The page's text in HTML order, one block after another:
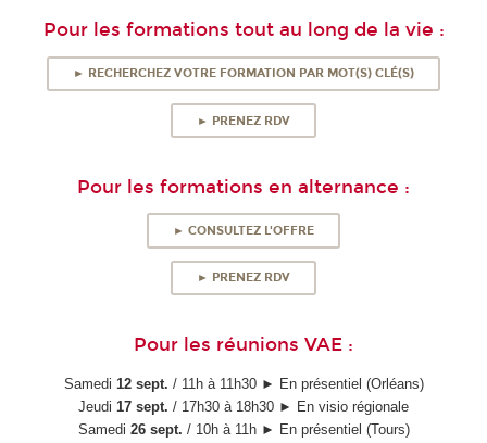
Pour les formations tout au long de la vie :
► RECHERCHEZ VOTRE FORMATION PAR MOT(S) CLÉ(S)
► PRENEZ RDV
Pour les formations en alternance :
► CONSULTEZ L'OFFRE
► PRENEZ RDV
Pour les réunions VAE :
Samedi 12 sept. / 11h à 11h30 ► En présentiel (Orléans)
Jeudi 17 sept. / 17h30 à 18h30 ► En visio régionale
Samedi 26 sept. / 10h à 11h ► En présentiel (Tours)